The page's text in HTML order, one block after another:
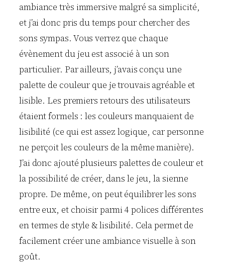
ambiance très immersive malgré sa simplicité,
et j’ai donc pris du temps pour chercher des
sons sympas. Vous verrez que chaque
évènement du jeu est associé à un son
particulier. Par ailleurs, j’avais conçu une
palette de couleur que je trouvais agréable et
lisible. Les premiers retours des utilisateurs
étaient formels : les couleurs manquaient de
lisibilité (ce qui est assez logique, car personne
ne perçoit les couleurs de la même manière).
J’ai donc ajouté plusieurs palettes de couleur et
la possibilité de créer, dans le jeu, la sienne
propre. De même, on peut équilibrer les sons
entre eux, et choisir parmi 4 polices différentes
en termes de style & lisibilité. Cela permet de
facilement créer une ambiance visuelle à son
goût.